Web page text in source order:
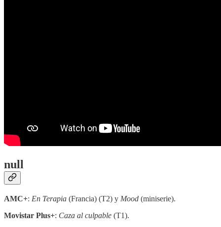
null
AMC+: En Terapia (Francia) (T2) y Mood (miniserie).
Movistar Plus+: Caza al culpable (T1).